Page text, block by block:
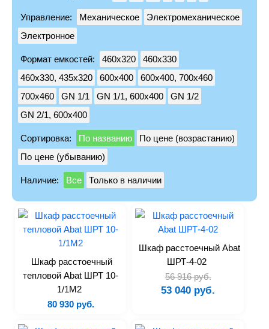
Email:info@polarfrio.com
Заказать обратный звонок
Новости
Все бренды
Контакты
Холодильное
Холодильные шкафы
Моноблоки
Сплит-системы
Холодильные камеры
Холодильные столы
Бонеты
Витрины
Шоковая заморозка
Управление: Механическое
Электромеханическое
Электронное
Формат емкостей: 460х320
460х330
460х330, 435х320
600х400
600х400, 700х460
700х460
GN 1/1 GN 1/1, 600х400
GN 1/2
GN 2/1, 600х400
Сортировка: По названию
По цене (возрастанию)
По цене (убыванию)
Наличие: Все Только в наличии
Шкаф расстоечный
тепловой Abat ШРТ 10-
1/1М2
80 930 руб.
Шкаф расстоечный Abat
ШРТ-4-02
56 916 руб.
53 040 руб.